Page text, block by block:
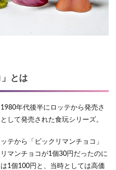
」とは
年代後半にロッテから発売さ
して発売された食玩シリーズ。
テから「ビックリマンチョコ」
マンチョコが1個30円だったのに
1個100円と、当時としては高価